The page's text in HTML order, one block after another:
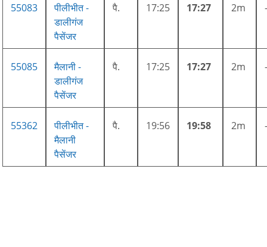
55083
पीलीभीत -
डालीगंज
पैसेंजर
पै. 17:25 17:27 2m
55085
मैलानी -
डालीगंज
पैसेंजर
पै. 17:25 17:27 2m
55362
पीलीभीत -
मैलानी
पैसेंजर
पै. 19:56 19:58 2m